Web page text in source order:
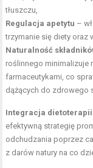
tłuszczu,
Regulacja apetytu –
trzymanie się diety oraz
Naturalność
roślinnego minimalizuje
farmaceutykami, co
dążących do zdrowego
Integracja dietoterapii
efektywną strategię
odchudzania poprzez
z darów natury na co